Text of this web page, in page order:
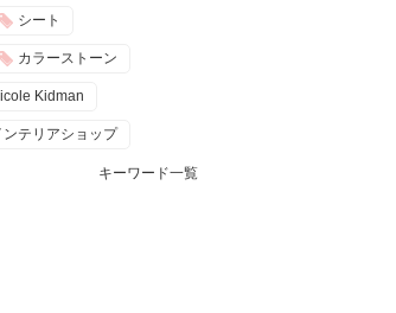
シート
カラーストーン
Kidman
ンテリアショップ
キーワード一覧